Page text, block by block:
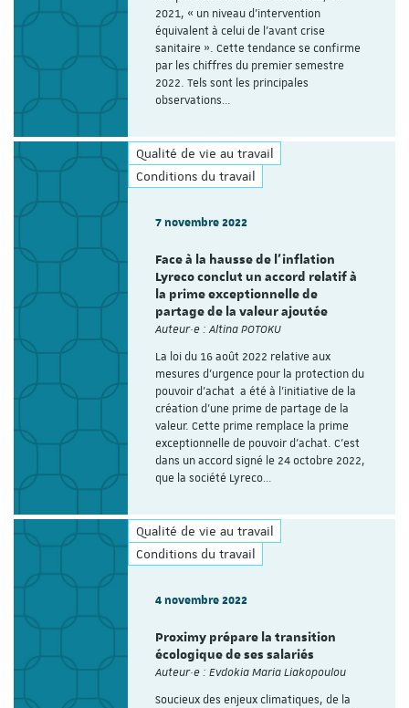
2021, « un niveau d’intervention
équivalent à celui de l’avant crise
sanitaire ». Cette tendance se confirme
par les chiffres du premier semestre
2022. Tels sont les principales
observations…
Qualité de vie au travail
Conditions du travail
7 novembre 2022
Face à la hausse de l’inflation
Lyreco conclut un accord relatif à
la prime exceptionnelle de
partage de la valeur ajoutée
Auteur·e : Altina POTOKU
La loi du 16 août 2022 relative aux
mesures d'urgence pour la protection du
pouvoir d'achat a été à l'initiative de la
création d'une prime de partage de la
valeur. Cette prime remplace la prime
exceptionnelle de pouvoir d'achat. C’est
dans un accord signé le 24 octobre 2022,
que la société Lyreco…
Qualité de vie au travail
Conditions du travail
4 novembre 2022
Proximy prépare la transition
écologique de ses salariés
Auteur·e : Evdokia Maria Liakopoulou
Soucieux des enjeux climatiques, de la